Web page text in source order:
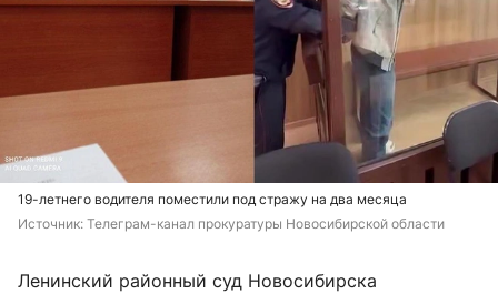
19-летнего водителя поместили под стражу на два месяца
Источник: Телеграм-канал прокуратуры Новосибирской области
Ленинский районный суд Новосибирска